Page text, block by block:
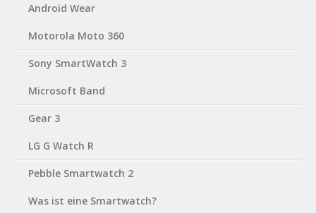
Android Wear
Motorola Moto 360
Sony SmartWatch 3
Microsoft Band
Gear 3
LG G Watch R
Pebble Smartwatch 2
Was ist eine Smartwatch?